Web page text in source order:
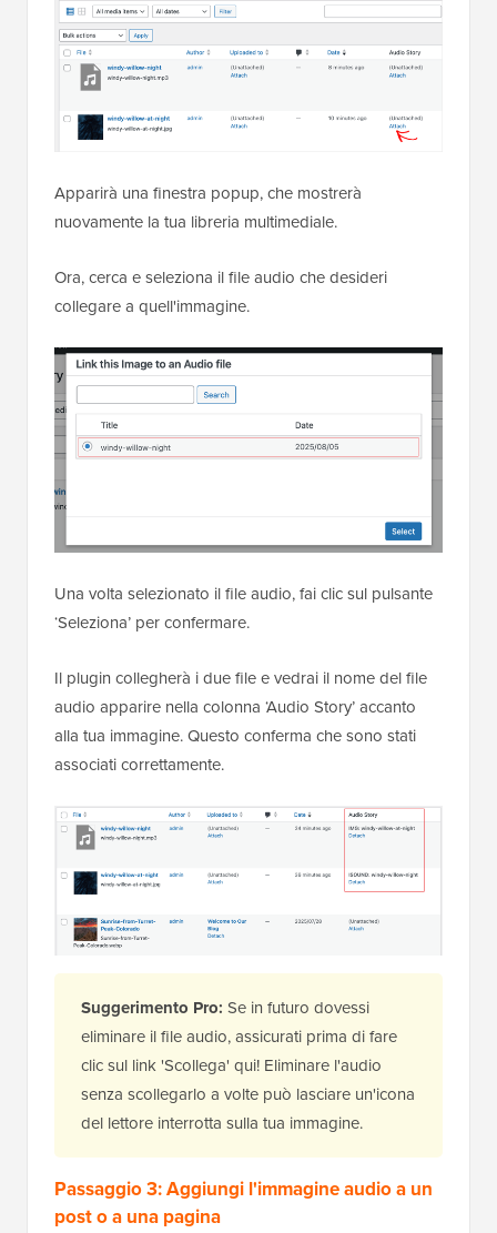
Apparirà una finestra popup, che mostrerà
nuovamente la tua libreria multimediale.
Ora, cerca e seleziona il file audio che desideri
collegare a quell'immagine.
Una volta selezionato il file audio, fai clic sul pulsante
‘Seleziona’ per confermare.
Il plugin collegherà i due file e vedrai il nome del file
audio apparire nella colonna ‘Audio Story’ accanto
alla tua immagine. Questo conferma che sono stati
associati correttamente.
Suggerimento Pro: Se in futuro dovessi
eliminare il file audio, assicurati prima di fare
clic sul link 'Scollega' qui! Eliminare l'audio
senza scollegarlo a volte può lasciare un'icona
del lettore interrotta sulla tua immagine.
Passaggio 3: Aggiungi l'immagine audio a un
post o a una pagina